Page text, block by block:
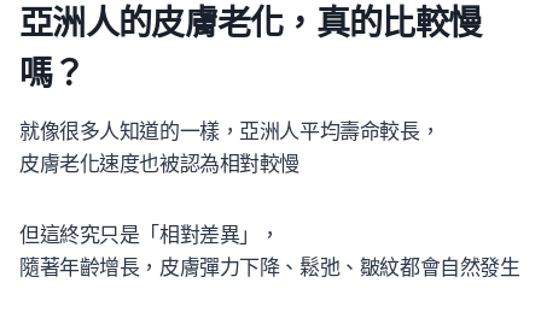
亞洲人的皮膚老化，真的比較慢
嗎？
就像很多人知道的一樣，亞洲人平均壽命較長，
皮膚老化速度也被認為相對較慢
但這終究只是「相對差異」，
隨著年齡增長，皮膚彈力下降、鬆弛、皺紋都會自然發生